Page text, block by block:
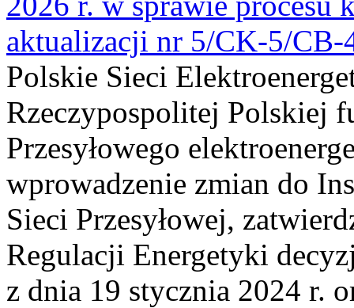
aktualizacji nr 5/CK-5/CB-
Polskie Sieci
Rzeczypospolitej Polskiej
Przesyłowego
wprowadzenie zmian do
Sieci Przesyłowej,
Regulacji Energetyki
z dnia 19 stycznia 2024 r.